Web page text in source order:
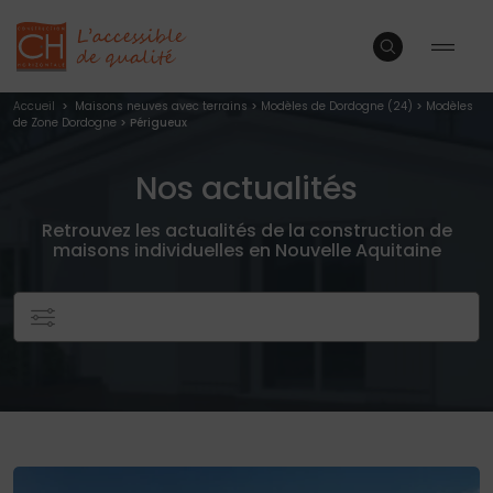
Accueil > Maisons neuves avec terrains > Modèles de Dordogne (24) > Modèles
de Zone Dordogne > Périgueux
Nos actualités
Retrouvez les actualités de la construction de
maisons individuelles en Nouvelle Aquitaine